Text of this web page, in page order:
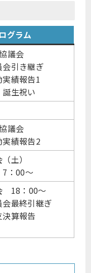
グラム
議会
引き継ぎ
績報告1
生祝い
議会
績報告2
土）
：00～
18：00～
最終引継ぎ
算報告